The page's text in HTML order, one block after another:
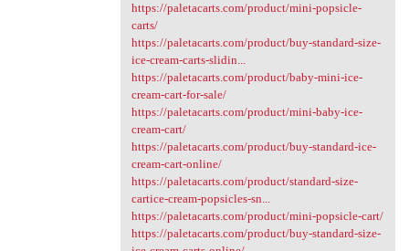
https://paletacarts.com/product/mini-popsicle-
carts/
https://paletacarts.com/product/buy-standard-size-
ice-cream-carts-slidin...
https://paletacarts.com/product/baby-mini-ice-
cream-cart-for-sale/
https://paletacarts.com/product/mini-baby-ice-
cream-cart/
https://paletacarts.com/product/buy-standard-ice-
cream-cart-online/
https://paletacarts.com/product/standard-size-
cartice-cream-popsicles-sn...
https://paletacarts.com/product/mini-popsicle-cart/
https://paletacarts.com/product/buy-standard-size-